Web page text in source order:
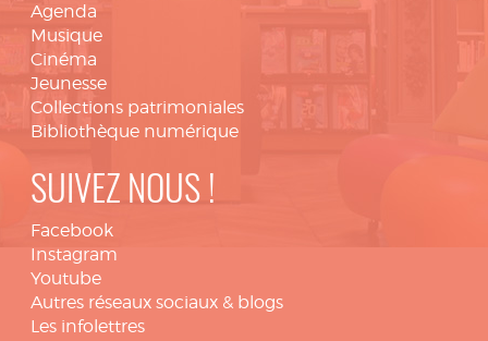
Agenda
Musique
Cinéma
Jeunesse
Collections patrimoniales
Bibliothèque numérique
SUIVEZ NOUS !
Facebook
Instagram
Youtube
Autres réseaux sociaux & blogs
Les infolettres